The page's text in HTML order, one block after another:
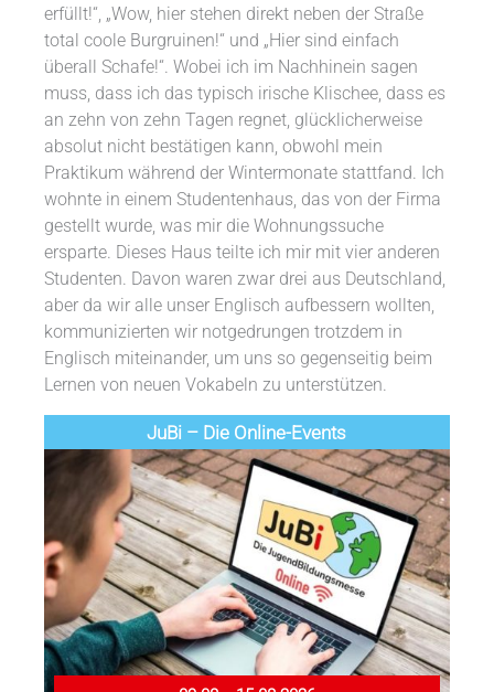
erfüllt!“, „Wow, hier stehen direkt neben der Straße
total coole Burgruinen!“ und „Hier sind einfach
überall Schafe!“. Wobei ich im Nachhinein sagen
muss, dass ich das typisch irische Klischee, dass es
an zehn von zehn Tagen regnet, glücklicherweise
absolut nicht bestätigen kann, obwohl mein
Praktikum während der Wintermonate stattfand. Ich
wohnte in einem Studentenhaus, das von der Firma
gestellt wurde, was mir die Wohnungssuche
ersparte. Dieses Haus teilte ich mir mit vier anderen
Studenten. Davon waren zwar drei aus Deutschland,
aber da wir alle unser Englisch aufbessern wollten,
kommunizierten wir notgedrungen trotzdem in
Englisch miteinander, um uns so gegenseitig beim
Lernen von neuen Vokabeln zu unterstützen.
JuBi – Die Online-Events